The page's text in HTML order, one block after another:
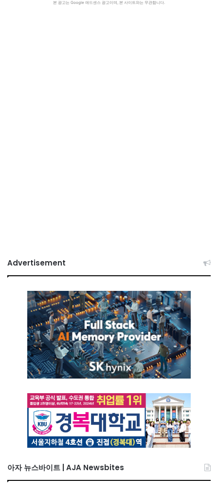
본 광고는 Google 애드센스 광고이며, 본 사이트와는 무관합니다.
Advertisement
아자 뉴스바이트 | AJA Newsbites